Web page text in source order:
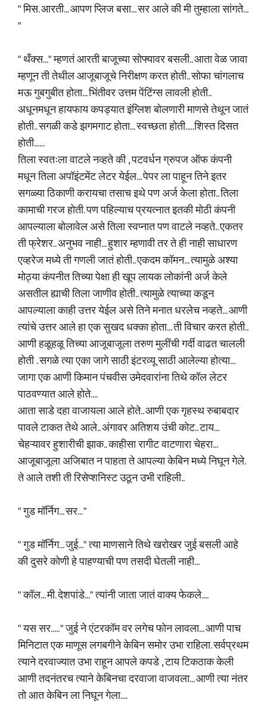
" मिस. आरती... आपण प्लिज बसा... सर आले की मी तुम्हाला सांगते...
"
" थँक्स..." म्हणतं आरती बाजूच्या सोफ्यावर बसली.. आता वेळ जावा
म्हणून ती तेथील आजूबाजूचे निरीक्षण करत होती.. सोफा चांगलाच
मऊ गुबगुबीत होता... भिंतीवर उत्तम पेंटिंग्स लावली होती..
अधूनमधून हायफाय कपड्यात इंग्लिश बोलणारी माणसे तेथून जातं
होती.. सगळी कडे झगमगाट होता... स्वच्छता होती.....शिस्त दिसत
होती......
तिला स्वतःला वाटले नव्हते की , पटवर्धन ग्रुपज ऑफ कंपनी
मधून तिला अपॉइंटमेंट लेटर येईल... पेपर ला पाहून तिने इतर
सगळ्या ठिकाणी करायचा तसाच इथे पण अर्ज केला होता.. तिला
कामाची गरज होती. पण पहिल्याच प्रयत्नात इतकी मोठी कंपनी
आपल्याला बोलावेल असे तिला स्वप्नात पण वाटले नव्हते.. एकतर
ती फ्रेशर.. अनुभव नाही... हुशार म्हणावी तर ते ही नाही साधारण
एव्हरेज मध्ये ती गणली जातं होती.. एकदम कॉमन... त्यामुळे अश्या
मोठ्या कंपनीत तिच्या पेक्षा ही खूप लायक लोकांनी अर्ज केले
असतील ह्याची तिला जाणीव होती.. त्यामुळे त्याच्या कडून
आपल्याला काही उत्तर येईल असे तिने मनात धरलेच नव्हते... आणी
त्यांचे उत्तर आले हा एक सुखद धक्का होता... ती विचार करत होती..
आणी हळूहळू तिच्या आजूबाजूला तरुण मुलींची गर्दी वाढत चालली
होती . सगळे त्या एका जागे साठी इंटरव्यू साठी आलेल्या होत्या...
जागा एक आणी किमान पंचवीस उमेदवारांना तिथे कॉल लेटर
पाठवण्यात आले होते....
आता साडे दहा वाजायला आले होते.. आणी एक गृहस्थ रुबाबदार
पावले टाकत तेथे आले.. अंगावर अतिशय उंची कोट.. टाय...
चेहऱ्यावर हुशारीची झाक.. काहीसा रागीट वाटणारा चेहरा...
आजूबाजूला अजिबात न पाहता ते आपल्या केबिन मध्ये निघून गेले.
ते आले तशी ती रिसेप्शनिस्ट उठून उभी राहिली..
" गुड मॉर्निग... सर... "
" गुड मॉर्निग... जुई..." त्या माणसाने तिथे खरोखर जुई बसली आहे
की दुसरे कोणी हे पाहण्याची पण तसदी घेतली नाही...
" कॉल... मी. देशपांडे..." त्यांनी जाता जातं वाक्य फेकले....
" यस सर..... " जुई ने एंटरकॉम वर लगेच फोन लावला... आणी पाच
मिनिटात एक माणूस लगबगीने केबिन समोर उभा राहिला. सर्वप्रथम
त्याने दरवाज्यात उभा राहून आपले कपडे , टाय टिकठाक केली
आणी तदनंतरच त्याने केबिनचा दरवाजा वाजवला... आणी त्या नंतर
तो आत केबिन ला निघून गेला....